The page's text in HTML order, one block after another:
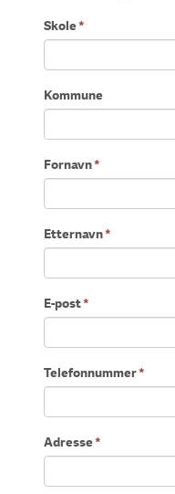
Skole*
Kommune
Fornavn*
Etternavn*
E-post*
Telefonnummer*
Adresse*